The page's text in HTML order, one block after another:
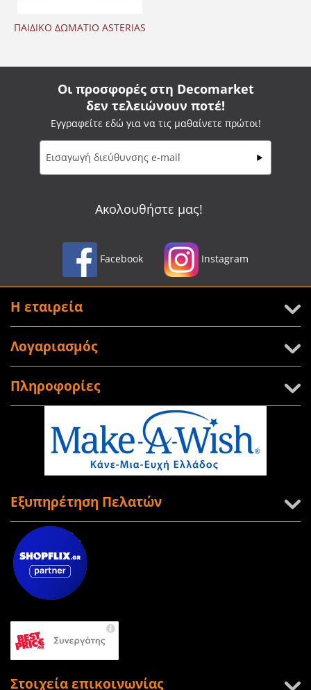
ΠΑΙΔΙΚΟ ΔΩΜΑΤΙΟ ASTERIAS
Οι προσφορές στη Decomarket
δεν τελειώνουν ποτέ!
Εγγραφείτε εδώ για να τις μαθαίνετε πρώτοι!
Ακολουθήστε μας!
Facebook Instagram
Η εταιρεία
Λογαριασμός
Πληροφορίες
Εξυπηρέτηση Πελατών
Στοιχεία επικοινωνίας